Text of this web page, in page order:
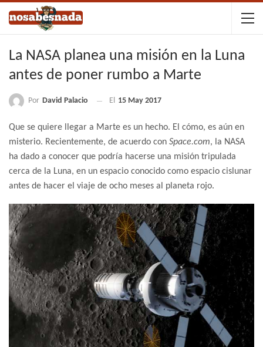
La NASA planea una misión en la Luna
antes de poner rumbo a Marte
Por David Palacio El 15 May 2017
Que se quiere llegar a Marte es un hecho. El cómo, es aún en
misterio. Recientemente, de acuerdo con Space.com, la NASA
ha dado a conocer que podría hacerse una misión tripulada
cerca de la Luna, en un espacio conocido como espacio cislunar
antes de hacer el viaje de ocho meses al planeta rojo.